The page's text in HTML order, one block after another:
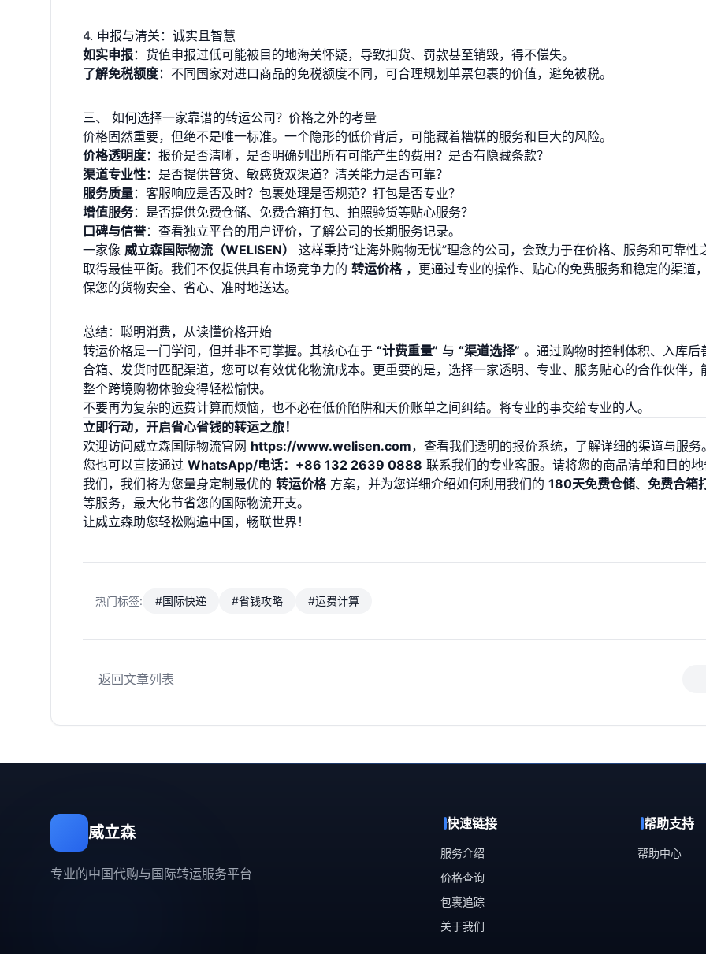
4. 申报与清关：诚实且智慧
如实申报：货值申报过低可能被目的地海关怀疑，导致扣货、罚款甚至销毁，得不偿失。
了解免税额度：不同国家对进口商品的免税额度不同，可合理规划单票包裹的价值，避免被税。
三、 如何选择一家靠谱的转运公司？价格之外的考量
价格固然重要，但绝不是唯一标准。一个隐形的低价背后，可能藏着糟糕的服务和巨大的风险。
价格透明度：报价是否清晰，是否明确列出所有可能产生的费用？是否有隐藏条款？
渠道专业性：是否提供普货、敏感货双渠道？清关能力是否可靠？
服务质量：客服响应是否及时？包裹处理是否规范？打包是否专业？
增值服务：是否提供免费仓储、免费合箱打包、拍照验货等贴心服务？
口碑与信誉：查看独立平台的用户评价，了解公司的长期服务记录。
一家像 威立森国际物流（WELISEN）
这样秉持“让海外购物无忧”理念的公司，会致力于在价格、服务和可靠性
取得最佳平衡。我们不仅提供具有市场竞争力的 转运价格，更通过专业的操作、贴心的免费服务和稳定的渠道
保您的货物安全、省心、准时地送达。
总结：聪明消费，从读懂价格开始
转运价格是一门学问，但并非不可掌握。其核心在于 “计费重量” 与 “渠道选择” 。通过购物时控制体积、入库后
合箱、发货时匹配渠道，您可以有效优化物流成本。更重要的是，选择一家透明、专业、服务贴心的合作伙伴，
整个跨境购物体验变得轻松愉快。
不要再为复杂的运费计算而烦恼，也不必在低价陷阱和天价账单之间纠结。将专业的事交给专业的人。
立即行动，开启省心省钱的转运之旅！
欢迎访问威立森国际物流官网 https://www.welisen.com，查看我们透明的报价系统，了解详细的渠道与服务
您也可以直接通过 WhatsApp/电话：+86 132 2639 0888 联系我们的专业客服。请将您的商品清单和目的
我们，我们将为您量身定制最优的 转运价格方案，并为您详细介绍如何利用我们的 180天免费仓储、 免费合箱
等服务，最大化节省您的国际物流开支。
让威立森助您轻松购遍中国，畅联世界！
热门标签: #国际快递 #省钱攻略 #运费计算
返回文章列表
威立森
专业的中国代购与国际转运服务平台
快速链接
服务介绍
价格查询
包裹追踪
关于我们
帮助支持
帮助中心